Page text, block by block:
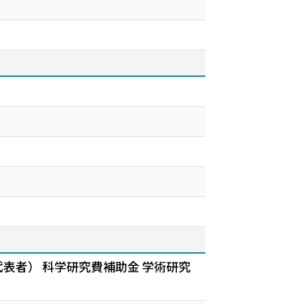
者） 科学研究費補助金 学術研究